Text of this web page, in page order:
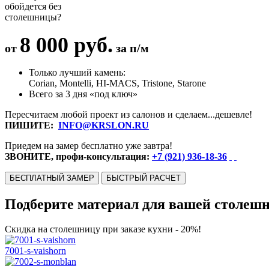
обойдется без
столешницы?
от 8 000 руб. за п/м
Только лучший камень:
Corian, Montelli, HI-MACS, Tristone, Starone
Всего за 3 дня «под ключ»
Пересчитаем любой проект из салонов и сделаем...дешевле!
ПИШИТЕ: INFO@KRSLON.RU
Приедем на замер бесплатно уже завтра!
ЗВОНИТЕ, профи-консультация: +7 (921) 936-18-36
БЕСПЛАТНЫЙ ЗАМЕР БЫСТРЫЙ РАСЧЕТ
Подберите материал для вашей
Скидка на столешницу при заказе кухни - 20%!
7001-s-vaishorn